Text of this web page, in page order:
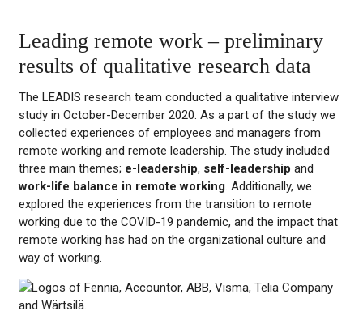
Leading remote work – preliminary
results of qualitative research data
The LEADIS research team conducted a qualitative interview
study in October-December 2020. As a part of the study we
collected experiences of employees and managers from
remote working and remote leadership. The study included
three main themes; e-leadership, self-leadership and
work-life balance in remote working. Additionally, we
explored the experiences from the transition to remote
working due to the COVID-19 pandemic, and the impact that
remote working has had on the organizational culture and
way of working.